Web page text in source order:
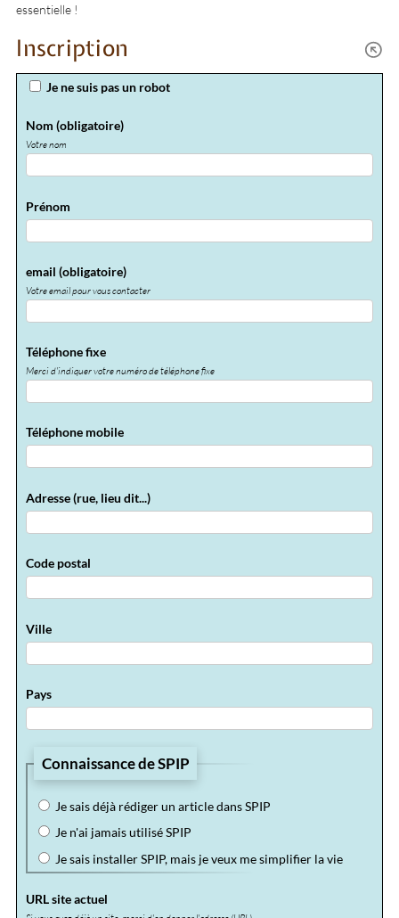
essentielle !
Inscription
Je ne suis pas un robot
Nom(obligatoire)
Votre nom
Prénom
email(obligatoire)
Votre email pour vous contacter
Téléphone fixe
Merci d'indiquer votre numéro de téléphone fixe
Téléphone mobile
Adresse (rue, lieu dit...)
Code postal
Ville
Pays
Connaissance de SPIP
Je sais déjà rédiger un article dans SPIP
Je n'ai jamais utilisé SPIP
Je sais installer SPIP, mais je veux me simplifier la vie
URL site actuel